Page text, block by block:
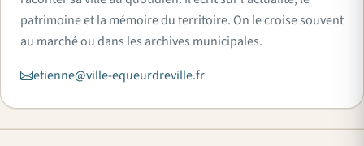
patrimoine et la mémoire du territoire. On le croise souvent
au marché ou dans les archives municipales.
etienne@ville-equeurdreville.fr